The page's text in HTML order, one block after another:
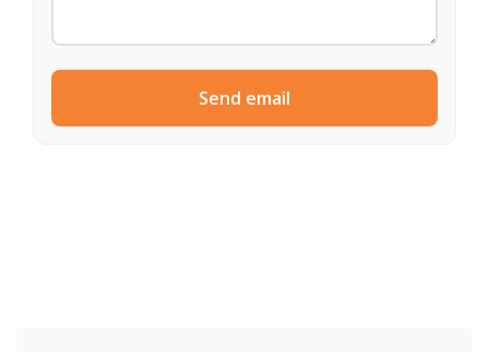
Send email